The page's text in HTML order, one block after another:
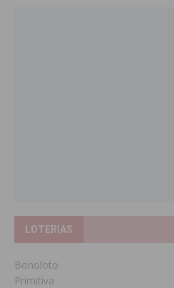
LOTERIAS
Bonoloto
Primitiva